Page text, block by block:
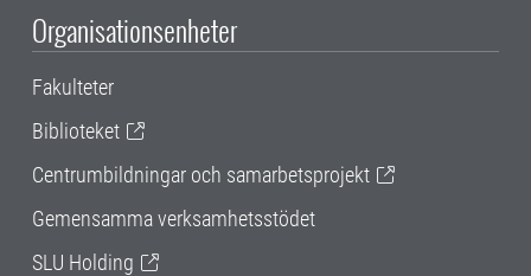
Organisationsenheter
Fakulteter
Biblioteket
Centrumbildningar och samarbetsprojekt
Gemensamma verksamhetsstödet
SLU Holding